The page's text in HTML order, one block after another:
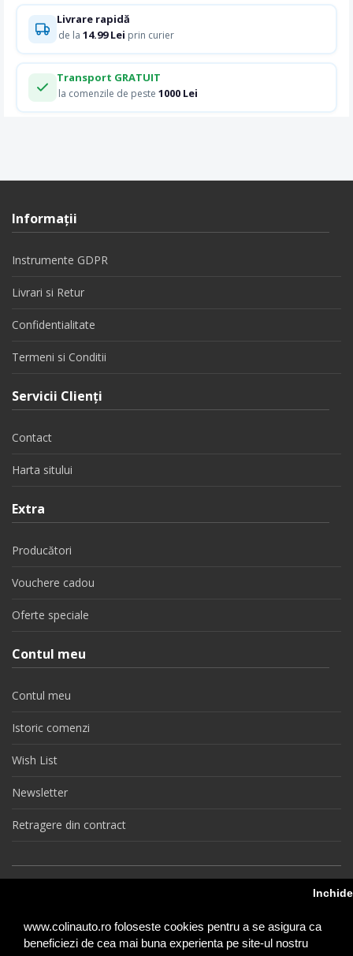
www.colinauto.ro foloseste cookies pentru a se asigura ca
beneficiezi de cea mai buna experienta pe site-ul nostru
Inchide
Livrare rapidă
de la 14.99 Lei prin curier
Transport GRATUIT
la comenzile de peste 1000 Lei
Informaţii
Instrumente GDPR
Livrari si Retur
Confidentialitate
Termeni si Conditii
Servicii Clienţi
Contact
Harta sitului
Extra
Producători
Vouchere cadou
Oferte speciale
Contul meu
Contul meu
Istoric comenzi
Wish List
Newsletter
Retragere din contract